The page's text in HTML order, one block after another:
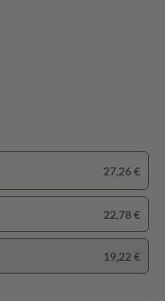
27,26 €
22,78 €
19,22 €